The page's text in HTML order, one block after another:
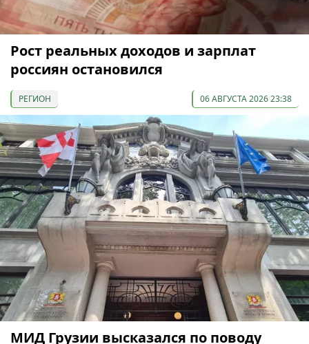
Рост реальных доходов и зарплат
россиян остановился
РЕГИОН 06 АВГУСТА 2026 23:38
МИД Грузии высказался по поводу